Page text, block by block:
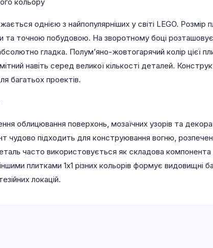
однією з найпопулярніших у світі LEGO. Розмір
та точною побудовою. На зворотному боці
гладка. Полум’яно-жовтогарячий колір цієї
навіть серед великої кількості деталей.
багатьох проектів.
облицювання поверхонь, мозаїчних узорів та
чудово підходить для конструювання вогню,
часто використовується як складова
плитками 1х1 різних кольорів формує видовищні
локацій.